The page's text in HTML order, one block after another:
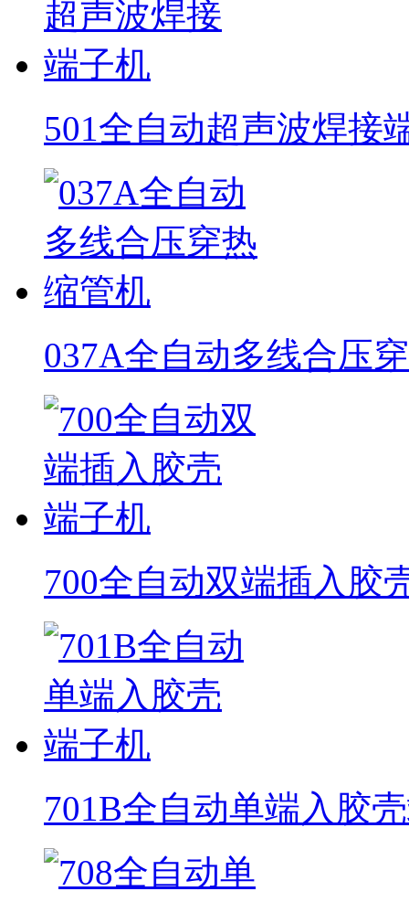
501全自动超声波焊接
037A全自动多线合压
700全自动双端插入胶
701B全自动单端入胶